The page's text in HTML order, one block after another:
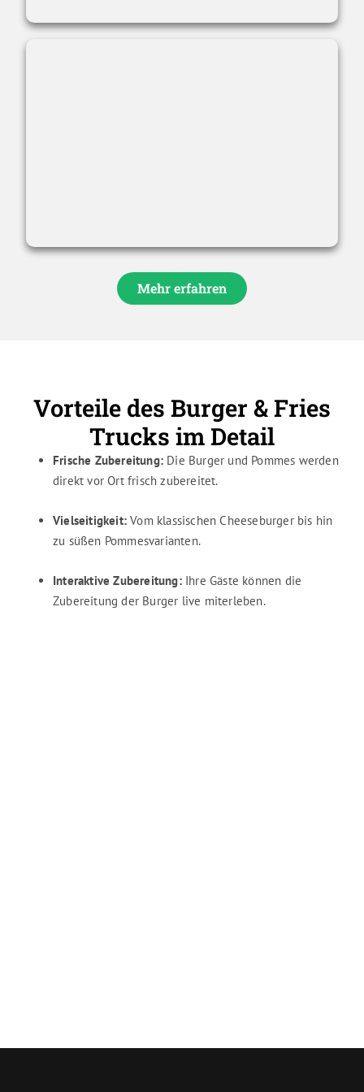
Mehr erfahren
Vorteile des Burger & Fries
Trucks im Detail
Frische Zubereitung: Die Burger und Pommes werden
direkt vor Ort frisch zubereitet.
Vielseitigkeit: Vom klassischen Cheeseburger bis hin
zu süßen Pommesvarianten.
Interaktive Zubereitung:Ihre Gäste können die
Zubereitung der Burger live miterleben.